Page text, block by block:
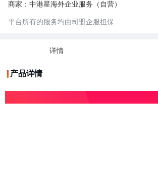
商家：中港星海外企业服务（自营）
平台所有的服务均由司盟企服担保
详情
产品详情